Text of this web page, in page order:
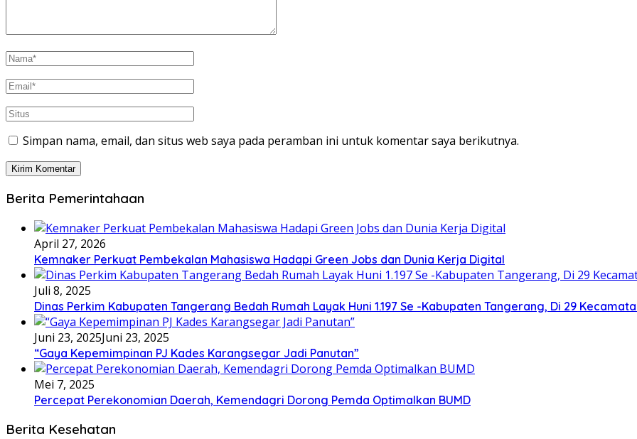
Simpan nama, email, dan situs web saya pada peramban ini untuk komentar saya berikutnya.
Berita Pemerintahaan
April 27, 2026
Kemnaker Perkuat Pembekalan Mahasiswa Hadapi Green Jobs dan Dunia Kerja Digital
Juli 8, 2025
Dinas Perkim Kabupaten Tangerang Bedah Rumah Layak Huni 1.197 Se -Kabupaten Tangerang, Di 29
Juni 23, 2025Juni 23, 2025
“Gaya Kepemimpinan PJ Kades Karangsegar Jadi Panutan”
Mei 7, 2025
Percepat Perekonomian Daerah, Kemendagri Dorong Pemda Optimalkan BUMD
Berita Kesehatan